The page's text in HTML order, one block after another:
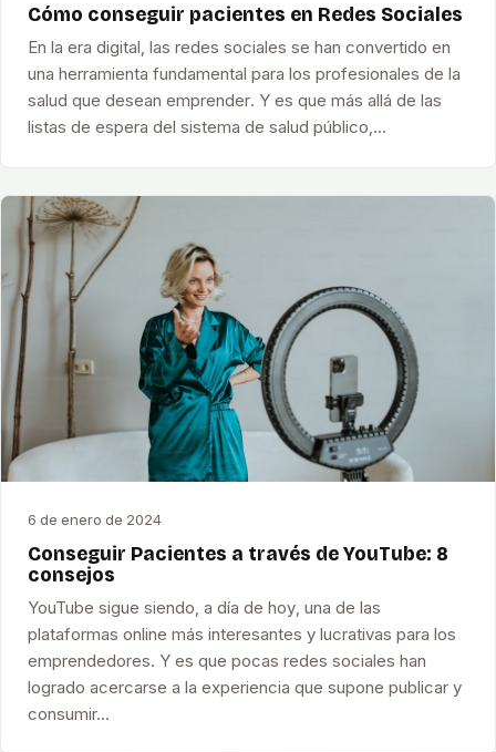
Cómo conseguir pacientes en Redes Sociales
En la era digital, las redes sociales se han convertido en
una herramienta fundamental para los profesionales de la
salud que desean emprender. Y es que más allá de las
listas de espera del sistema de salud público,…
6 de enero de 2024
Conseguir Pacientes a través de YouTube: 8
consejos
YouTube sigue siendo, a día de hoy, una de las
plataformas online más interesantes y lucrativas para los
emprendedores. Y es que pocas redes sociales han
logrado acercarse a la experiencia que supone publicar y
consumir…